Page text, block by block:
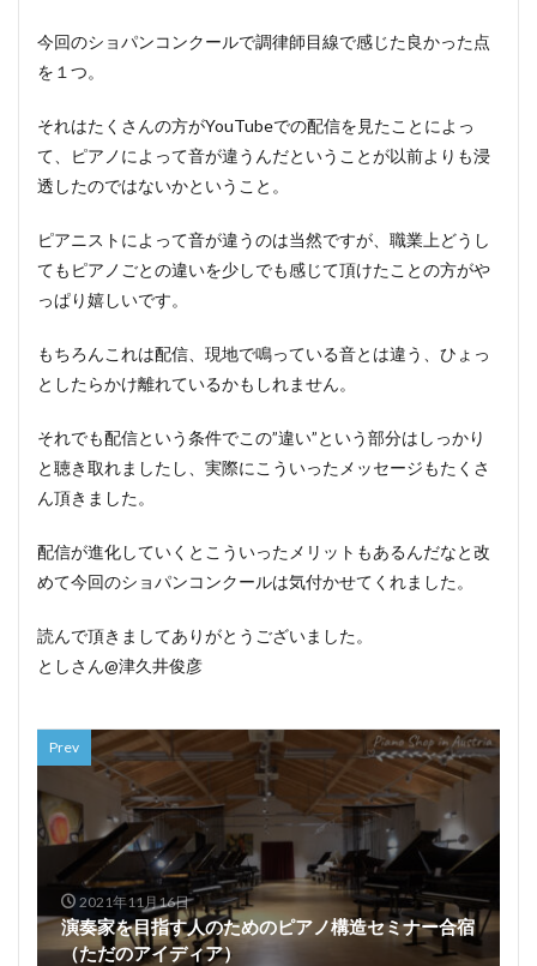
今回のショパンコンクールで調律師目線で感じた良かった点
を１つ。
それはたくさんの方がYouTubeでの配信を見たことによっ
て、ピアノによって音が違うんだということが以前よりも浸
透したのではないかということ。
ピアニストによって音が違うのは当然ですが、職業上どうし
てもピアノごとの違いを少しでも感じて頂けたことの方がや
っぱり嬉しいです。
もちろんこれは配信、現地で鳴っている音とは違う、ひょっ
としたらかけ離れているかもしれません。
それでも配信という条件でこの”違い”という部分はしっかり
と聴き取れましたし、実際にこういったメッセージもたくさ
ん頂きました。
配信が進化していくとこういったメリットもあるんだなと改
めて今回のショパンコンクールは気付かせてくれました。
読んで頂きましてありがとうございました。
としさん@津久井俊彦
Prev
2021年11月16日
演奏家を目指す人のためのピアノ構造セミナー合宿
（ただのアイディア）